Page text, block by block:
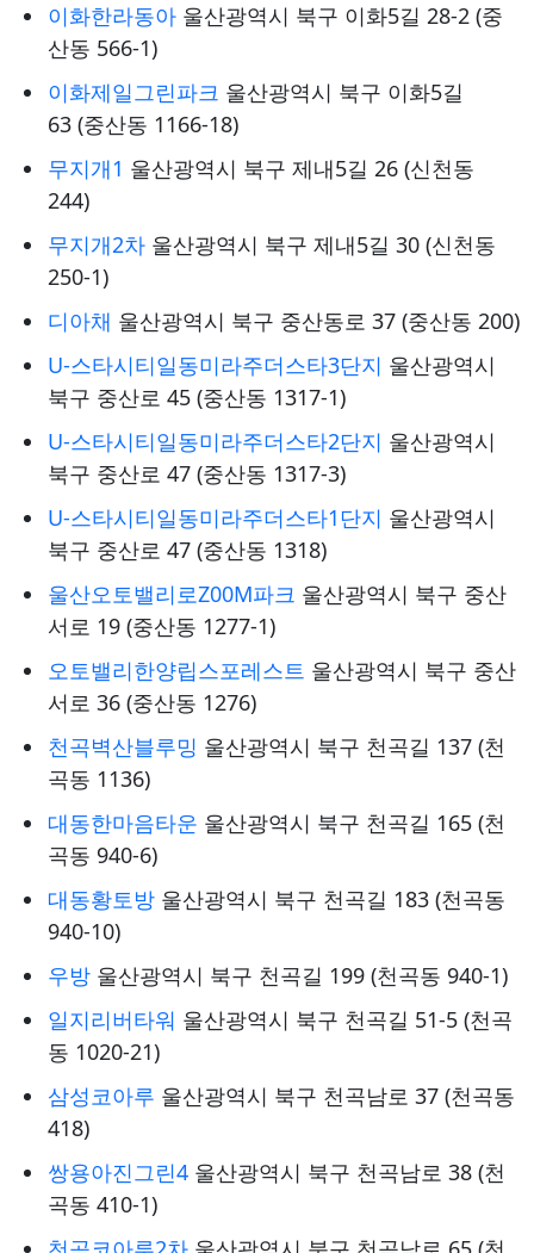
이화한라동아 울산광역시 북구 이화5길 28-2 (중
산동 566-1)
이화제일그린파크 울산광역시 북구 이화5길
63 (중산동 1166-18)
무지개1 울산광역시 북구 제내5길 26 (신천동
244)
무지개2차 울산광역시 북구 제내5길 30 (신천동
250-1)
디아채 울산광역시 북구 중산동로 37 (중산동 200)
U-스타시티일동미라주더스타3단지 울산광역시
북구 중산로 45 (중산동 1317-1)
U-스타시티일동미라주더스타2단지 울산광역시
북구 중산로 47 (중산동 1317-3)
U-스타시티일동미라주더스타1단지 울산광역시
북구 중산로 47 (중산동 1318)
울산오토밸리로Z00M파크 울산광역시 북구 중산
서로 19 (중산동 1277-1)
오토밸리한양립스포레스트 울산광역시 북구 중산
서로 36 (중산동 1276)
천곡벽산블루밍 울산광역시 북구 천곡길 137 (천
곡동 1136)
대동한마음타운 울산광역시 북구 천곡길 165 (천
곡동 940-6)
대동황토방 울산광역시 북구 천곡길 183 (천곡동
940-10)
우방 울산광역시 북구 천곡길 199 (천곡동 940-1)
일지리버타워 울산광역시 북구 천곡길 51-5 (천곡
동 1020-21)
삼성코아루 울산광역시 북구 천곡남로 37 (천곡동
418)
쌍용아진그린4 울산광역시 북구 천곡남로 38 (천
곡동 410-1)